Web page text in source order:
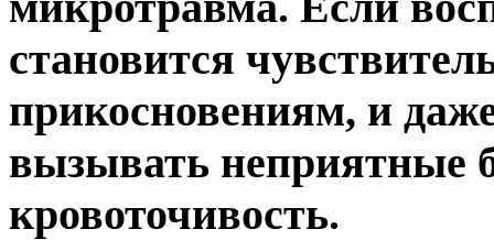
становится
прикосновениям, и
вызывать неприятные
кровоточивость.